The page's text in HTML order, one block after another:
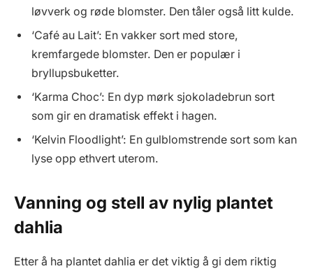
løvverk og røde blomster. Den tåler også litt kulde.
‘Café au Lait’: En vakker sort med store,
kremfargede blomster. Den er populær i
bryllupsbuketter.
‘Karma Choc’: En dyp mørk sjokoladebrun sort
som gir en dramatisk effekt i hagen.
‘Kelvin Floodlight’: En gulblomstrende sort som kan
lyse opp ethvert uterom.
Vanning og stell av nylig plantet
dahlia
Etter å ha plantet dahlia er det viktig å gi dem riktig